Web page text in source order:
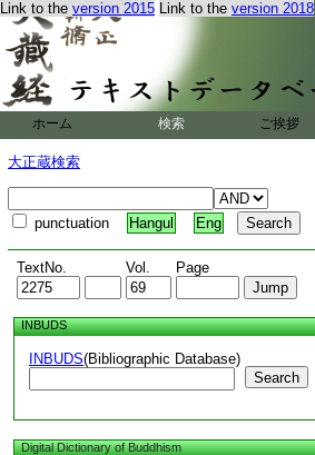
Link to the version 2015 Link to the version 2018
ホーム 検索 ご挨拶
大正蔵検索
punctuation Hangul Eng
TextNo. Vol. Page
INBUDS
INBUDS(Bibliographic Database)
Search
Digital Dictionary of Buddhism